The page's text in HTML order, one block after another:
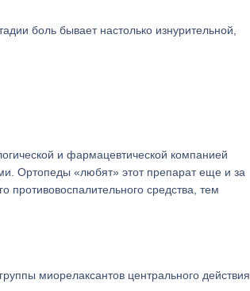
боль бывает настолько изнурительной,
и фармацевтической компанией
Ортопеды «любят» этот препарат еще и за
противовоспалительного средства, тем
миорелаксантов центрального действия